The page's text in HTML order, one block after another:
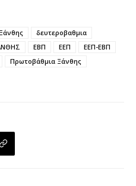
δευτεροβαθμια
ΕΒΠ ΕΕΠ
ΕΕΠ-ΕΒΠ
Πρωτοβάθμια Ξάνθης